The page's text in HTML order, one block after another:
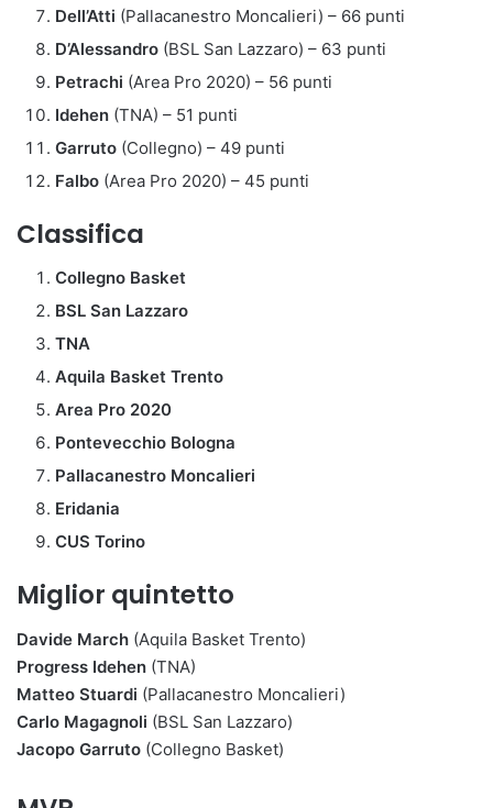
Dell’Atti (Pallacanestro Moncalieri) – 66 punti
D’Alessandro (BSL San Lazzaro) – 63 punti
Petrachi (Area Pro 2020) – 56 punti
Idehen (TNA) – 51 punti
Garruto (Collegno) – 49 punti
Falbo (Area Pro 2020) – 45 punti
Classifica
Collegno Basket
BSL San Lazzaro
TNA
Aquila Basket Trento
Area Pro 2020
Pontevecchio Bologna
Pallacanestro Moncalieri
Eridania
CUS Torino
Miglior quintetto
Davide March (Aquila Basket Trento)
Progress Idehen (TNA)
Matteo Stuardi (Pallacanestro Moncalieri)
Carlo Magagnoli (BSL San Lazzaro)
Jacopo Garruto (Collegno Basket)